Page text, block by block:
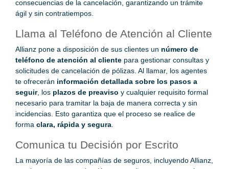
consecuencias de la cancelación, garantizando un trámite
ágil y sin contratiempos.
Llama al Teléfono de Atención al Cliente
Allianz pone a disposición de sus clientes un número de
teléfono de atención al cliente para gestionar consultas y
solicitudes de cancelación de pólizas. Al llamar, los agentes
te ofrecerán información detallada sobre los pasos a
seguir, los plazos de preaviso y cualquier requisito formal
necesario para tramitar la baja de manera correcta y sin
incidencias. Esto garantiza que el proceso se realice de
forma clara, rápida y segura
Comunica tu Decisión por Escrito
La mayoría de las compañías de seguros, incluyendo Allianz,